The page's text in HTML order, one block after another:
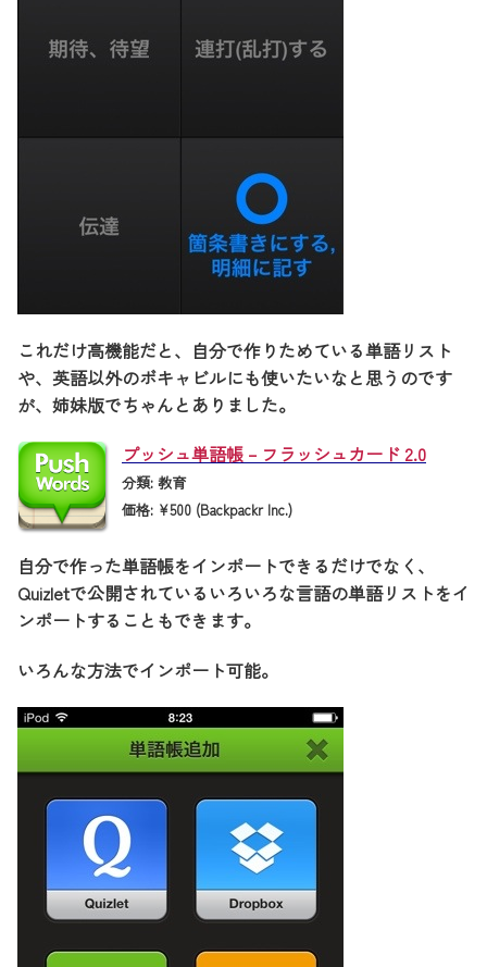
これだけ高機能だと、自分で作りためている単語リスト
や、英語以外のボキャビルにも使いたいなと思うのです
が、姉妹版でちゃんとありました。
プッシュ単語帳 – フラッシュカード 2.0
分類: 教育
価格: ¥500 (Backpackr Inc.)
自分で作った単語帳をインポートできるだけでなく、
Quizletで公開されているいろいろな言語の単語リストをイ
ンポートすることもできます。
いろんな方法でインポート可能。